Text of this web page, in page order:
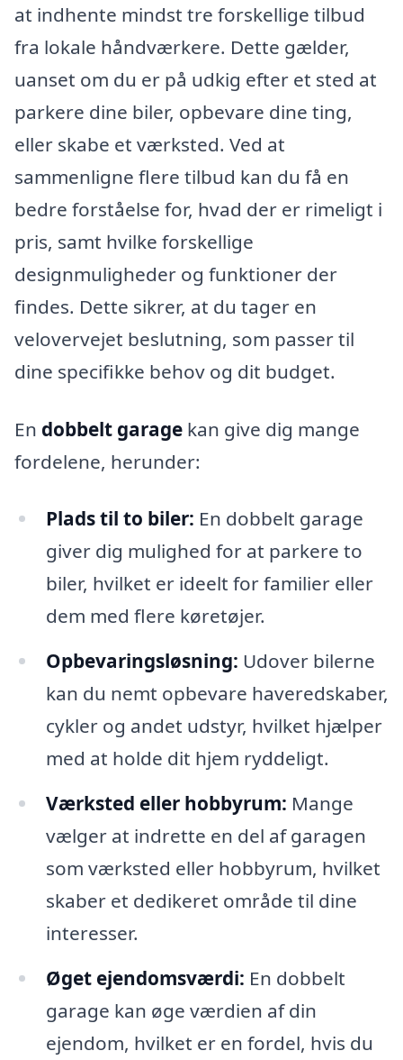
at indhente mindst tre forskellige tilbud
fra lokale håndværkere. Dette gælder,
uanset om du er på udkig efter et sted at
parkere dine biler, opbevare dine ting,
eller skabe et værksted. Ved at
sammenligne flere tilbud kan du få en
bedre forståelse for, hvad der er rimeligt i
pris, samt hvilke forskellige
designmuligheder og funktioner der
findes. Dette sikrer, at du tager en
velovervejet beslutning, som passer til
dine specifikke behov og dit budget.
En dobbelt garage kan give dig mange
fordelene, herunder:
Plads til to biler: En dobbelt garage
giver dig mulighed for at parkere to
biler, hvilket er ideelt for familier eller
dem med flere køretøjer.
Opbevaringsløsning: Udover bilerne
kan du nemt opbevare haveredskaber,
cykler og andet udstyr, hvilket hjælper
med at holde dit hjem ryddeligt.
Værksted eller hobbyrum: Mange
vælger at indrette en del af garagen
som værksted eller hobbyrum, hvilket
skaber et dedikeret område til dine
interesser.
Øget ejendomsværdi: En dobbelt
garage kan øge værdien af din
ejendom, hvilket er en fordel, hvis du